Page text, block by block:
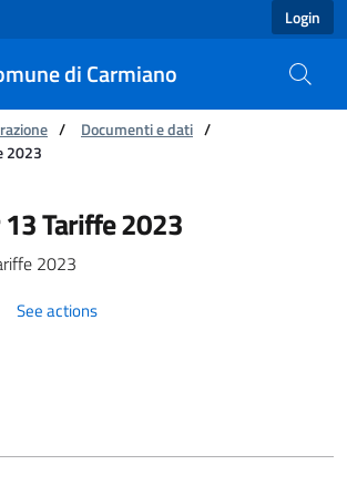
Login
di Carmiano
/ Documenti e dati /
2023
Tariffe 2023 - Comune di
13 Tariffe 2023
2023
See actions